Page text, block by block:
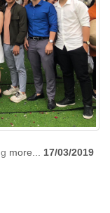
more...
17/03/2019